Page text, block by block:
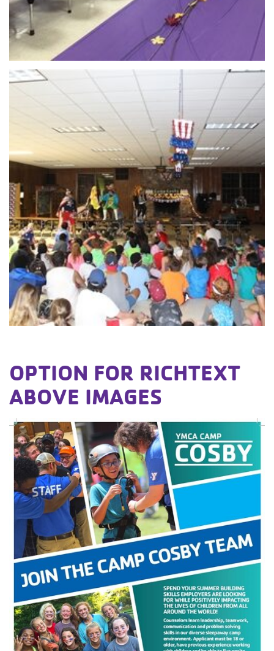
OPTION FOR RICHTEXT
ABOVE IMAGES